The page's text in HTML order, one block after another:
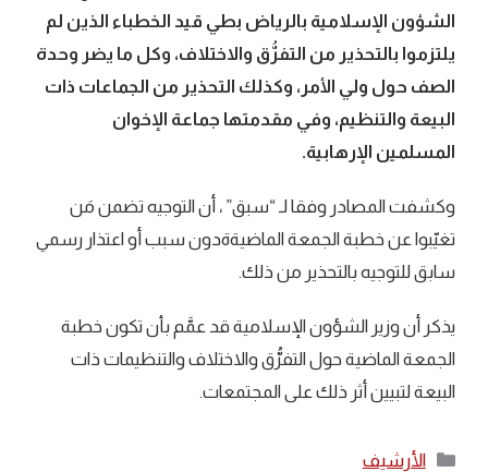
الشؤون الإسلامية بالرياض بطي قيد الخطباء الذين لم
يلتزموا بالتحذير من التفرُّق والاختلاف، وكل ما يضر وحدة
الصف حول ولي الأمر، وكذلك التحذير من الجماعات ذات
البيعة والتنظيم، وفي مقدمتها جماعة الإخوان
المسلمين الإرهابية.
وكشفت المصادر وفقا لـ “سبق” ، أن التوجيه تضمن مَن
تغيّبوا عن خطبة الجمعة الماضيةةدون سبب أو اعتذار رسمي
سابق للتوجيه بالتحذير من ذلك.
يذكر أن وزير الشؤون الإسلامية قد عمَّم بأن تكون خطبة
الجمعة الماضية حول التفرُّق والاختلاف والتنظيمات ذات
البيعة لتبيين أثر ذلك على المجتمعات.
التصنيفات
الأرشيف